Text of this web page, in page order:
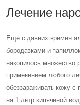
Лечение
Еще с давних времен
бородавками и
накопилось множество
применением любого
обеззараживать кожу
на 1 литр кипяченой